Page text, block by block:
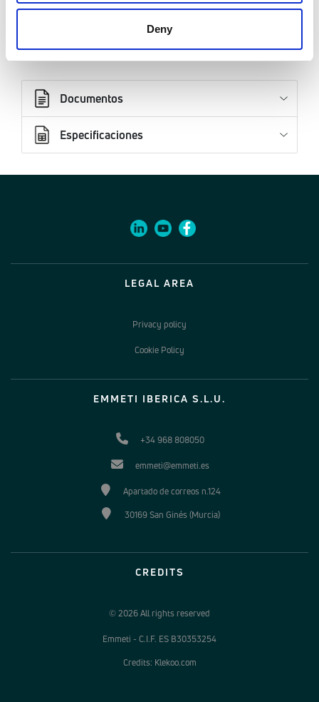
Deny
Código
90011520
Documentos
Especificaciones
LEGAL AREA
Privacy policy
Cookie Policy
EMMETI IBERICA S.L.U.
+34 968 808050
emmeti@emmeti.es
Apartado de correos n.124
30169 San Ginés (Murcia)
CREDITS
© 2026 All rights reserved
Emmeti - C.I.F. ES B30353254
Credits: Klekoo.com